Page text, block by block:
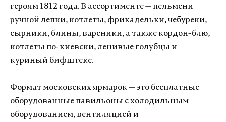
героям 1812 года. В ассортименте — пельмени
ручной лепки, котлеты, фрикадельки, чебуреки,
сырники, блины, вареники, а также кордон-блю,
котлеты по-киевски, ленивые голубцы и
куриный бифштекс.
Формат московских ярмарок — это бесплатные
оборудованные павильоны с холодильным
оборудованием, вентиляцией и